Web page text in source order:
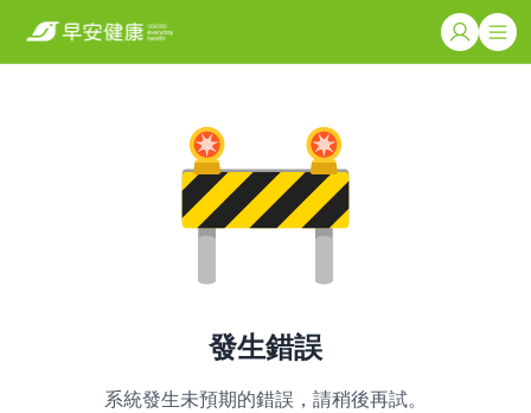
發生錯誤
系統發生未預期的錯誤，請稍後再試。